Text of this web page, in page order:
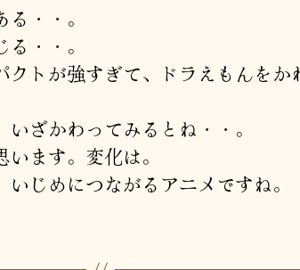
・・。
・・。
クトが強すぎて、ドラえもんをか
ざかわってみるとね・・。
ます。変化は。
いじめにつながるアニメですね。